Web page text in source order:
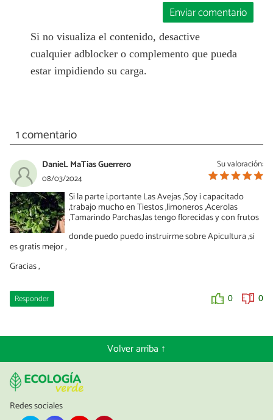
Enviar comentario
Si no visualiza el contenido, desactive
cualquier adblocker o complemento que pueda
estar impidiendo su carga.
1 comentario
Su valoración:
DanieL MaTias Guerrero
08/03/2024
Si la parte i.portante Las Avejas ,Soy i capacitado
,trabajo mucho en Tiestos ,limoneros ,Acerolas
,Tamarindo Parchas,las tengo florecidas y con frutos
donde puedo puedo instruirme sobre Apicultura ,si
es gratis mejor ,
Gracias ,
Responder 0 0
Volver arriba ↑
Redes sociales